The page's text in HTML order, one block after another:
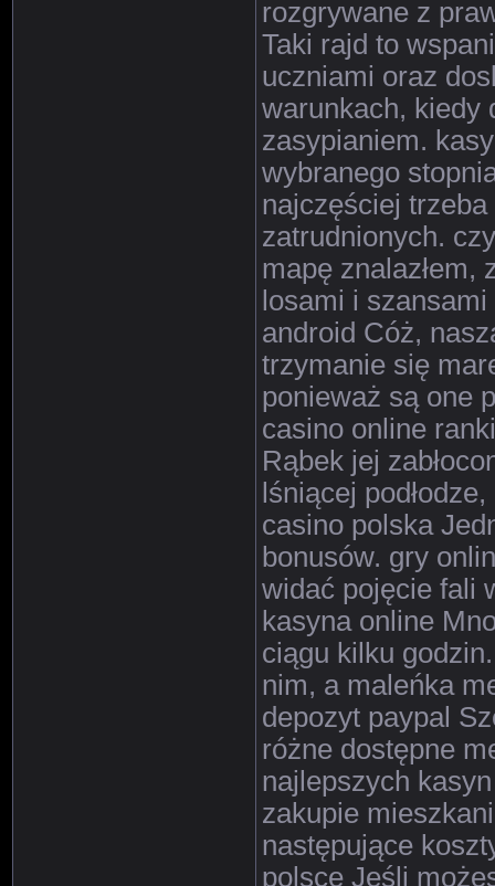
rozgrywane z
Taki rajd to
uczniami oraz
warunkach, kiedy
zasypianiem.
wybranego
najczęściej trzeba
zatrudnionych.
mapę znalazłem,
losami i
android Cóż,
trzymanie się
ponieważ są one
casino online
Rąbek jej
lśniącej
casino polska
bonusów. gry
widać pojęcie fali
kasyna online
ciągu kilku
nim, a maleńka
depozyt paypal
różne dostępne
najlepszych
zakupie
następujące
polsce Jeśli